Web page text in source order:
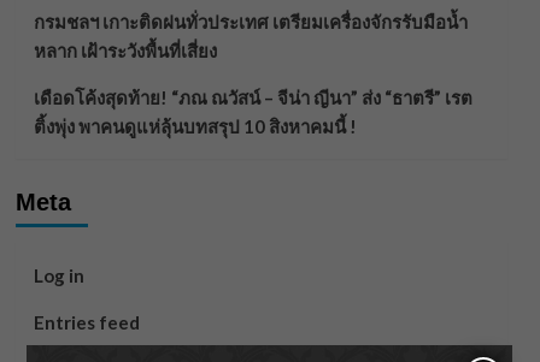
กรมชลฯ เกาะติดฝนทั่วประเทศ เตรียมเครื่องจักรรับมือน้ำ
หลาก เฝ้าระวังพื้นที่เสี่ยง
เดือดโค้งสุดท้าย! “ภณ ณวัสน์ – จีน่า ญีนา” ส่ง “ธาตรี” เรต
ติ้งพุ่ง พาคนดูแห่ลุ้นบทสรุป 10 สิงหาคมนี้ !
Meta
Log in
Entries feed